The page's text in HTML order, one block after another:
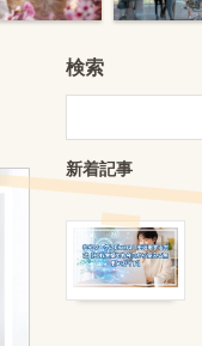
検索
新着記事